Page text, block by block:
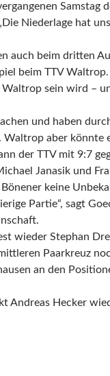
Samstag
Niederlage hat
auch beim dritten
beim TTV
Waltrop sein wird –
und haben
Waltrop aber könnte
der TTV mit 9:7
Janasik und
keine
Partie“, sagt
wieder Stephan
Paarkreuz
an den
Andreas Hecker